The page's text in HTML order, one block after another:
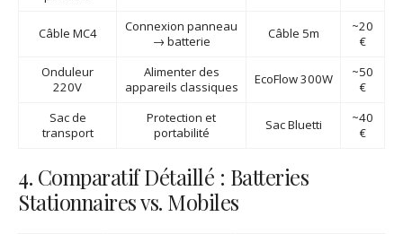
Câble MC4
Connexion panneau
→ batterie
Câble 5m
~20
€
Onduleur
220V
Alimenter des
appareils classiques
EcoFlow 300W
~50
€
Sac de
transport
Protection et
portabilité
Sac Bluetti
~40
€
4. Comparatif Détaillé : Batteries
Stationnaires vs. Mobiles